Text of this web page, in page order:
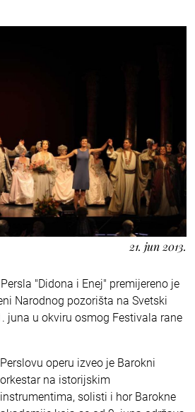
21. jun 2013.
"Didona i Enej" premijereno je
Narodnog pozorišta na Svetski
juna u okviru osmog Festivala rane
Perslovu operu izveo je Barokni
orkestar na istorijskim
instrumentima, solisti i hor Barokne